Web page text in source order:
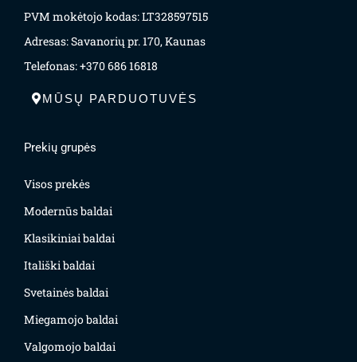
PVM mokėtojo kodas: LT328597515
Adresas: Savanorių pr. 170, Kaunas
Telefonas: +370 686 16818
MŪSŲ PARDUOTUVĖS
Prekių grupės
Visos prekės
Modernūs baldai
Klasikiniai baldai
Itališki baldai
Svetainės baldai
Miegamojo baldai
Valgomojo baldai